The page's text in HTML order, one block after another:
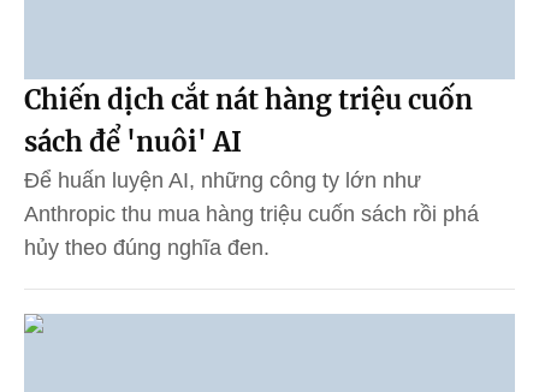
Chiến dịch cắt nát hàng triệu cuốn
sách để 'nuôi' AI
Để huấn luyện AI, những công ty lớn như
Anthropic thu mua hàng triệu cuốn sách rồi phá
hủy theo đúng nghĩa đen.